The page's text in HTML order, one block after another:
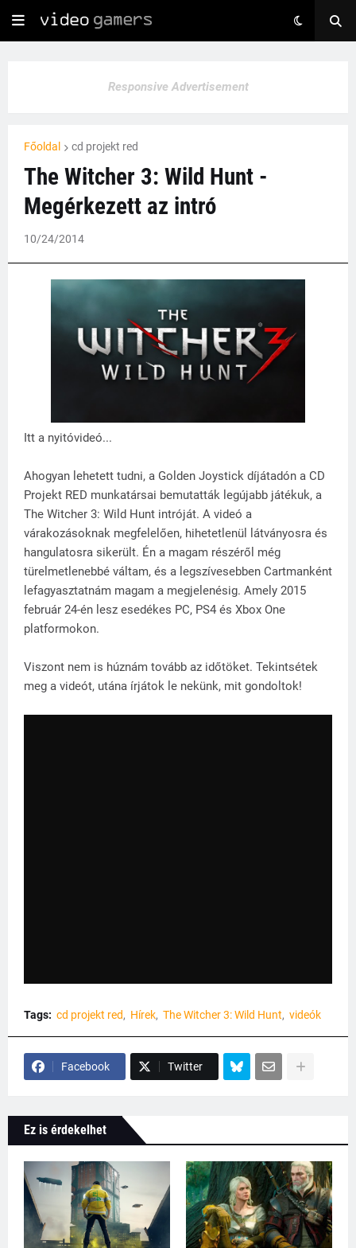
Responsive Advertisement
Főoldal cd projekt red
The Witcher 3: Wild Hunt -
Megérkezett az intró
10/24/2014
Itt a nyitóvideó...
Ahogyan lehetett tudni, a Golden Joystick díjátadón a CD
Projekt RED munkatársai bemutatták legújabb játékuk, a
The Witcher 3: Wild Hunt intróját. A videó a
várakozásoknak megfelelően, hihetetlenül látványosra és
hangulatosra sikerült. Én a magam részéről még
türelmetlenebbé váltam, és a legszívesebben Cartmanként
lefagyasztatnám magam a megjelenésig. Amely 2015
február 24-én lesz esedékes PC, PS4 és Xbox One
platformokon.
Viszont nem is húznám tovább az időtöket. Tekintsétek
meg a videót, utána írjátok le nekünk, mit gondoltok!
Tags: cd projekt red Hírek The Witcher 3: Wild Hunt videók
Facebook Twitter
Ez is érdekelhet